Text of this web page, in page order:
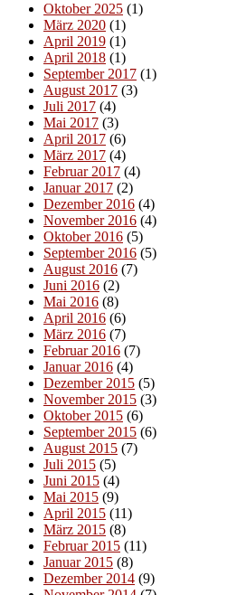
Oktober 2025 (1)
März 2020 (1)
April 2019 (1)
April 2018 (1)
September 2017 (1)
August 2017 (3)
Juli 2017 (4)
Mai 2017 (3)
April 2017 (6)
März 2017 (4)
Februar 2017 (4)
Januar 2017 (2)
Dezember 2016 (4)
November 2016 (4)
Oktober 2016 (5)
September 2016 (5)
August 2016 (7)
Juni 2016 (2)
Mai 2016 (8)
April 2016 (6)
März 2016 (7)
Februar 2016 (7)
Januar 2016 (4)
Dezember 2015 (5)
November 2015 (3)
Oktober 2015 (6)
September 2015 (6)
August 2015 (7)
Juli 2015 (5)
Juni 2015 (4)
Mai 2015 (9)
April 2015 (11)
März 2015 (8)
Februar 2015 (11)
Januar 2015 (8)
Dezember 2014 (9)